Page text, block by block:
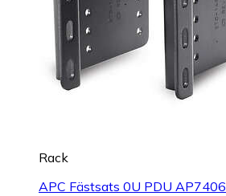
Rack
APC Fästsats 0U PDU AP7406